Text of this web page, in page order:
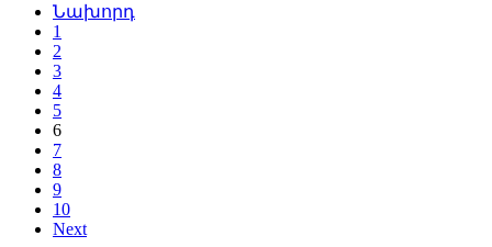
Նախորդ
1
2
3
4
5
6
7
8
9
10
Next